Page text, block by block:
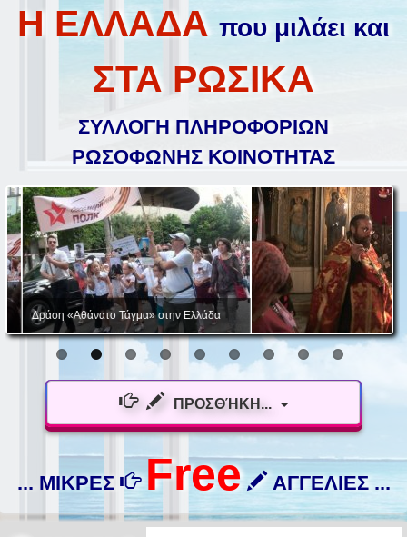
Η ΕΛΛΑΔΑ που μιλάει και
ΣΤΑ ΡΩΣΙΚΑ
ΣΥΛΛΟΓΗ ΠΛΗΡΟΦΟΡΙΩΝ
ΡΩΣΟΦΩΝΗΣ ΚΟΙΝΟΤΗΤΑΣ
Δράση «Αθάνατο Τάγμα» στην Ελλάδα
ΠΡΟΣΘΉΚΗ...
... ΜΙΚΡΕΣ Free ΑΓΓΕΛΙΕΣ ...